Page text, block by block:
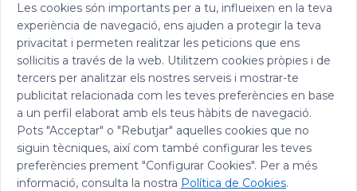
Les cookies són importants per a tu, influeixen en la teva
experiència de navegació, ens ajuden a protegir la teva
privacitat i permeten realitzar les peticions que ens
sol·licitis a través de la web. Utilitzem cookies pròpies i de
tercers per analitzar els nostres serveis i mostrar-te
publicitat relacionada com les teves preferències en base
a un perfil elaborat amb els teus hàbits de navegació.
Pots "Acceptar" o "Rebutjar" aquelles cookies que no
siguin tècniques, així com també configurar les teves
preferències prement "Configurar Cookies". Per a més
informació, consulta la nostra Política de Cookies.